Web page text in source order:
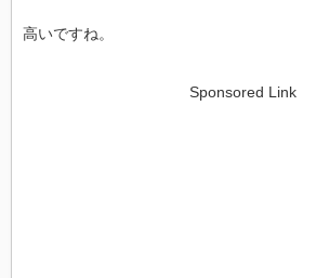
高いですね。
Sponsored Link